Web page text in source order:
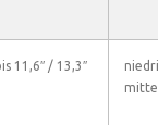
11,6″ / 13,3″